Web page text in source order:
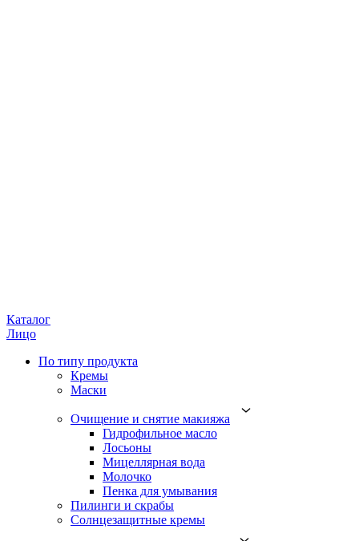
Каталог
Лицо
По типу продукта
Кремы
Маски
Очищение и снятие макияжа
Гидрофильное масло
Лосьоны
Мицеллярная вода
Молочко
Пенка для умывания
Пилинги и скрабы
Солнцезащитные кремы